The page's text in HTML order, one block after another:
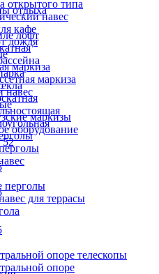
открытого типа
навес
кафе
дождя
маркиза
маркиза
навес
маркизы
оборудование
52
опоре телескопы
опоре
отдыха
лофт
перголы
для террасы